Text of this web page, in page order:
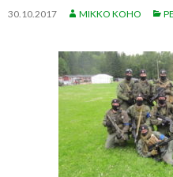
30.10.2017 MIKKO KOHO